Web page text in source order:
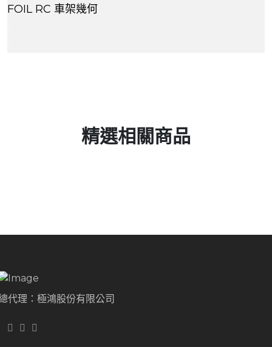
FOIL RC 車架幾何
精選相關商品
代理：極鴻股份有限公司